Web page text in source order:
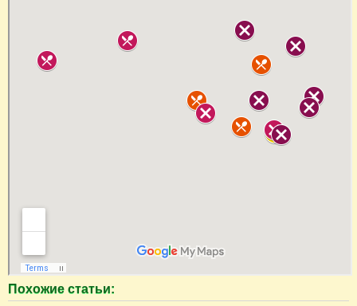
Похожие статьи: